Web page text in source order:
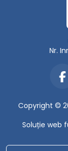
Nr.
Copyright ©
Soluție web